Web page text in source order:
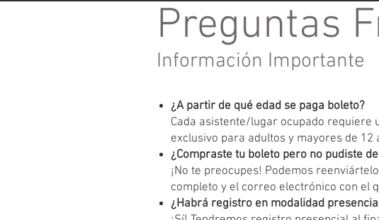
Preguntas
Información Importante
¿A partir de qué edad se paga boleto?
Cada asistente/lugar ocupado requiere
exclusivo para adultos y mayores de 12
¿Compraste tu boleto pero no pudiste
¡No te preocupes! Podemos
completo y el correo electrónico con el
¿Habrá registro en modalidad